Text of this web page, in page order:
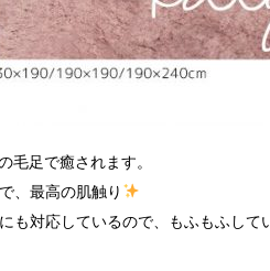
毛足で癒されます。
、最高の肌触り
も対応しているので、もふもふして